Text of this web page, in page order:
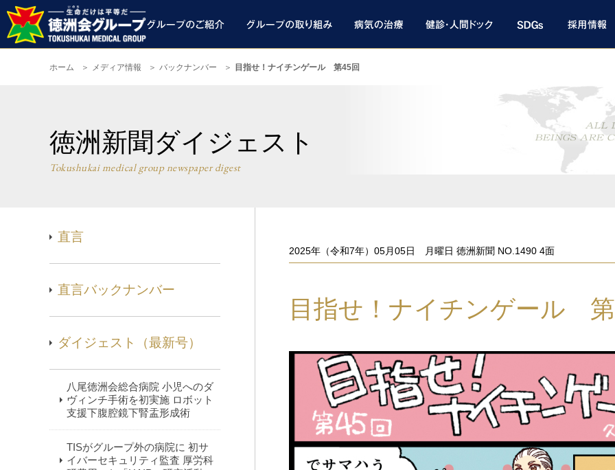
ホーム メディア情報 バックナンバー 目指せ！ナイチンゲール 第45回
徳洲新聞ダイジェスト
Tokushukai medical group newspaper digest
直言
直言バックナンバー
ダイジェスト（最新号）
八尾徳洲会総合病院 小児へのダ
ヴィンチ手術を初実施 ロボット
支援下腹腔鏡下腎盂形成術
TISがグループ外の病院に 初サ
イバーセキュリティ監査 厚労科
2025年（令和7年）05月05日 月曜日 徳洲新聞 NO.1490 4面
目指せ！ナイチンゲール